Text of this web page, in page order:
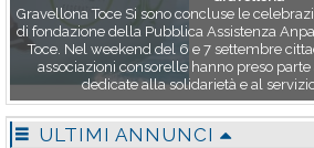
Gravellona Toce Si sono concluse le
di fondazione della Pubblica Assistenza
Toce. Nel weekend del 6 e 7 settembre
associazioni consorelle hanno preso
dedicate alla solidarietà e al
ULTIMI ANNUNCI